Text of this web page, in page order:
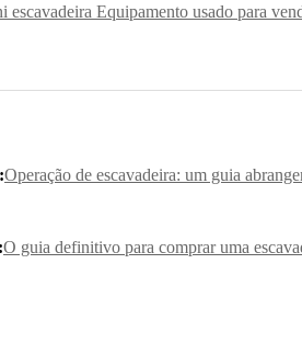
escavadeira Equipamento usado para
Operação de escavadeira: um guia
O guia definitivo para comprar uma